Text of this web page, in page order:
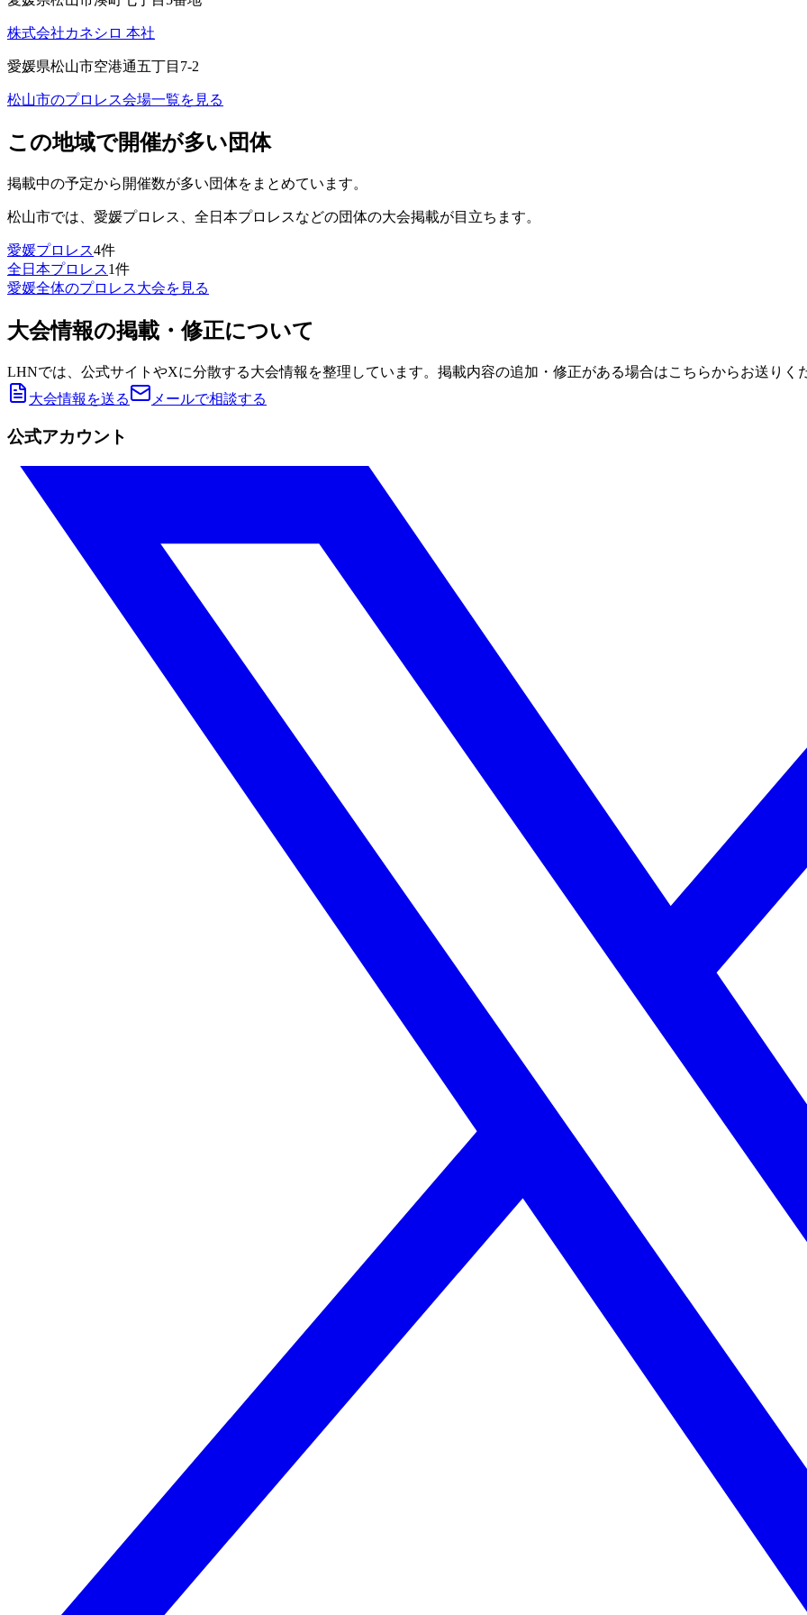
株式会社カネシロ 本社
愛媛県松山市空港通五丁目7-2
松山市のプロレス会場一覧を見る
この地域で開催が多い団体
掲載中の予定から開催数が多い団体をまとめています。
松山市では、 愛媛プロレス、全日本プロレスなどの団体の大会掲載が目立ちます。
愛媛プロレス4件
全日本プロレス1件
愛媛全体のプロレス大会を見る
大会情報の掲載・修正について
LHNでは、公式サイトやXに分散する大会情報を整理しています。掲載内容の追加・修正がある場合はこちらからお送りく
大会情報を送る
メールで相談する
公式アカウント